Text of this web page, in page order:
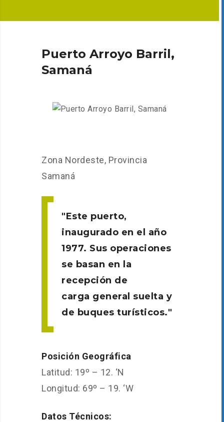
Puerto Arroyo Barril,
Samaná
Zona Nordeste, Provincia
Samaná
Este puerto,
inaugurado en el año
1977. Sus operaciones
se basan en la
recepción de
carga general suelta y
de buques turísticos.
Posición Geográfica
Latitud: 19º – 12. ‘N
Longitud: 69º – 19. ‘W
Datos Técnicos: